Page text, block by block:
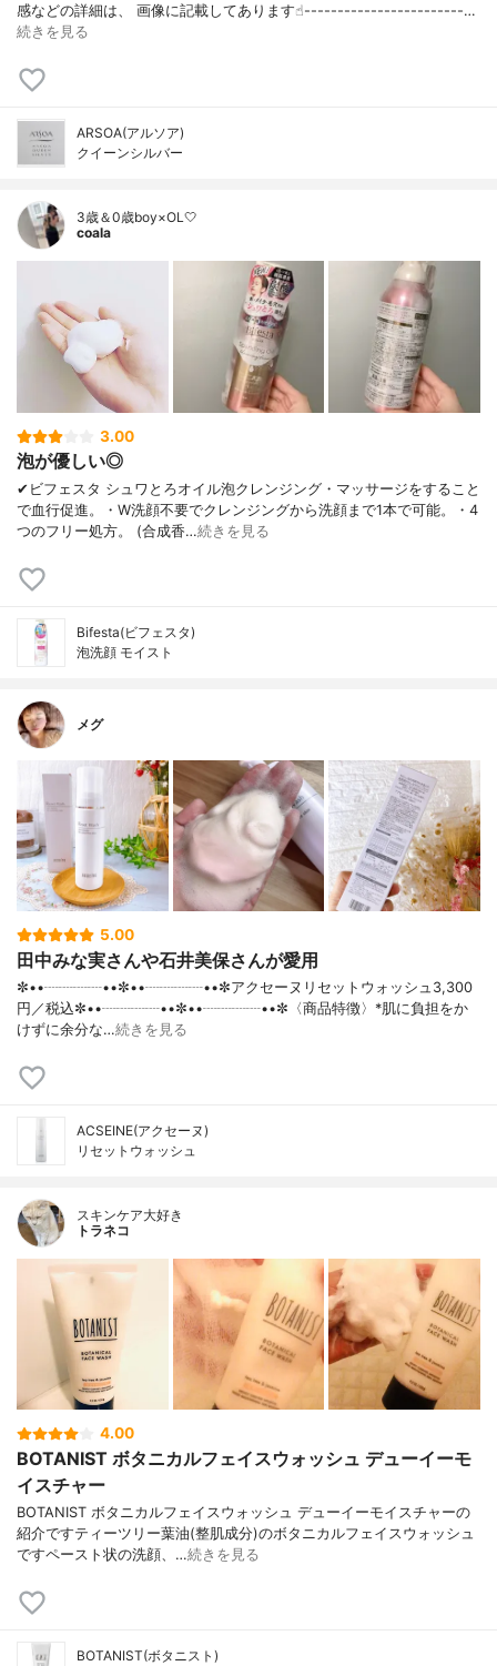
感などの詳細は、 画像に記載してあります☝︎------------------------…
続きを見る
ARSOA(アルソア)
クイーンシルバー
3歳＆0歳boy×OL🤍
coala
3.00
泡が優しい◎
✔︎ビフェスタ シュワとろオイル泡クレンジング・マッサージをすること
で血行促進。・W洗顔不要でクレンジングから洗顔まで1本で可能。・4
つのフリー処方。 (合成香…続きを見る
Bifesta(ビフェスタ)
泡洗顔 モイスト
メグ
5.00
田中みな実さんや石井美保さんが愛用
✼••┈┈┈┈••✼••┈┈┈┈••✼アクセーヌリセットウォッシュ3,300
円／税込✼••┈┈┈┈••✼••┈┈┈┈••✼〈商品特徴〉*肌に負担をか
けずに余分な…続きを見る
ACSEINE(アクセーヌ)
リセットウォッシュ
スキンケア大好き
トラネコ
4.00
BOTANIST ボタニカルフェイスウォッシュ デューイーモ
イスチャー
BOTANIST ボタニカルフェイスウォッシュ デューイーモイスチャーの
紹介ですティーツリー葉油(整肌成分)のボタニカルフェイスウォッシュ
ですペースト状の洗顔、…続きを見る
BOTANIST(ボタニスト)